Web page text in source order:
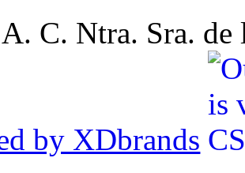
C. Ntra. Sra. de
by XDbrands